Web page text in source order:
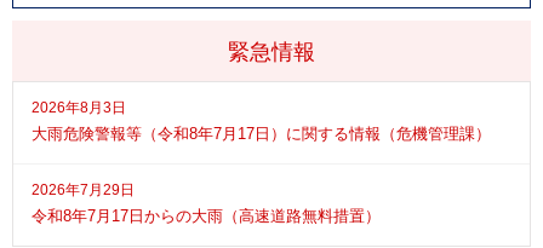
緊急情報
2026年8月3日
大雨危険警報等（令和8年7月17日）に関する情報（危機管理課）
2026年7月29日
令和8年7月17日からの大雨（高速道路無料措置）